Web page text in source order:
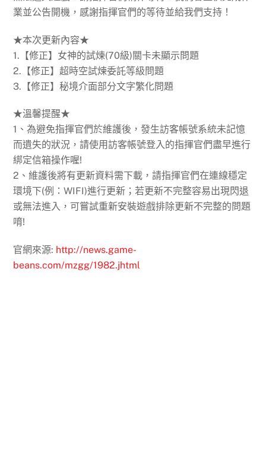
業並公告開機，感謝指揮官們的等待並給我們支持！
★本次更新內容★
1.【修正】女神的試煉(70級)關卡未顯示問題
2.【修正】超時空試煉委託等級問題
3.【修正】秘境介面部分文字繁化問題
★溫馨提醒★
1、為避免指揮官們於維護後，發生訪客帳號系統未記憶
而遺失的狀況，請使用訪客帳號登入的指揮官們盡早進行
綁定信箱操作喔!
2、維護後將有更新資料需下載，請指揮官們在連線穩定
環境下(例：WIFI)進行更新；若更新不完整容易出現閃退
或無法進入，可嘗試重新安裝遊戲排除更新不完整的問題
唷!
官網來源: http://news.game-
beans.com/mzgg/1982.jhtml